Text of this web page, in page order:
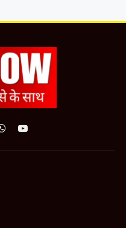
WhatsApp
YouTube